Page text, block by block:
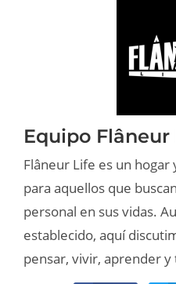
Equipo Flâneur
Flâneur Life es un
para aquellos que
personal en sus vidas.
establecido, aquí
pensar, vivir, aprender y